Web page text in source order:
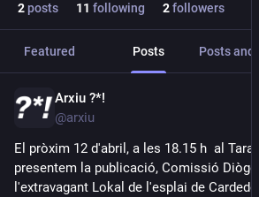
2posts 11 following 2followers
Featured Posts Posts and
Arxiu ?*!
@arxiu
El pròxim 12 d'abril, a les 18.15 h  al
presentem la publicació, Comissió
l'extravagant Lokal de l'esplai de